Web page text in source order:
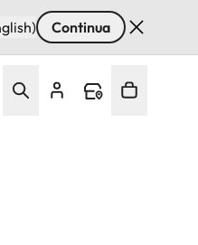
Continua